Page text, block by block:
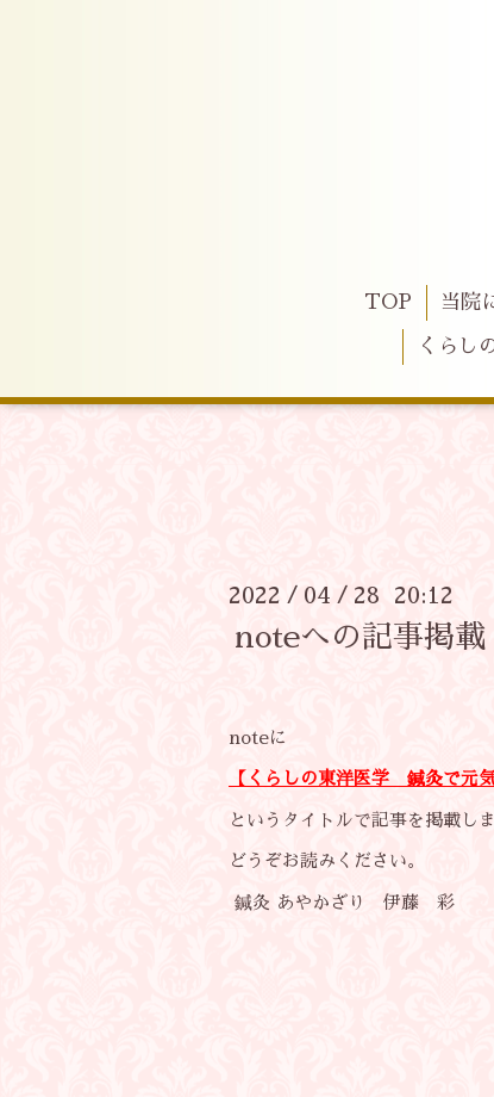
TOP 当院
くらし
2022 / 04 / 28 20:12
noteへの記事掲
noteに
【くらしの東洋医学 鍼灸で元
というタイトルで記事を掲載しま
どうぞお読みください。
鍼灸 あやかざり 伊藤 彩